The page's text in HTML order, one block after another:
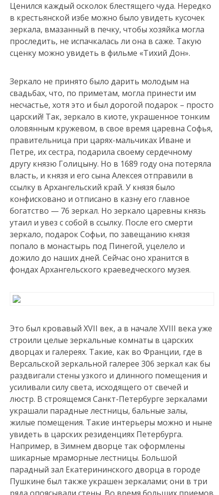
Ценился каждый осколок блестящего чуда. Нередко
в крестьянской избе можно было увидеть кусочек
зеркала, вмазанный в печку, чтобы хозяйка могла
проследить, не испачкалась ли она в саже. Такую
сценку можно увидеть в фильме «Тихий Дон».
Зеркало не принято было дарить молодым на
свадьбах, что, по приметам, могла принести им
несчастье, хотя это и был дорогой подарок – просто
царский! Так, зеркало в киоте, украшенное тонким
оловянным кружевом, в свое время царевна Софья,
правительница при царях-мальчиках Иване и
Петре, их сестра, подарила своему сердечному
другу князю Голицыну. Но в 1689 году она потеряла
власть, и князя и его сына Алексея отправили в
ссылку в Архангельский край. У князя было
конфисковано и отписано в казну его главное
богатство — 76 зеркал. Но зеркало царевны князь
утаил и увез с собой в ссылку. После его смерти
зеркало, подарок Софьи, по завещанию князя
попало в монастырь под Пинегой, уцелело и
дожило до наших дней. Сейчас оно хранится в
фондах Архангельского краеведческого музея.
Это был кровавый XVII век, а в начале XVIII века уже
строили целые зеркальные комнаты в царских
дворцах и галереях. Такие, как во Франции, где в
Версальской зеркальной галерее 306 зеркал как бы
раздвигали стены узкого и длинного помещения и
усиливали силу света, исходящего от свечей и
люстр. В строящемся Санкт-Петербурге зеркалами
украшали парадные лестницы, бальные залы,
жилые помещения. Такие интерьеры можно и ныне
увидеть в царских резиденциях Петербурга.
Например, в Зимнем дворце так оформлены
шикарные мраморные лестницы. Большой
парадный зал Екатерининского дворца в городе
Пушкине был также украшен зеркалами; они в три